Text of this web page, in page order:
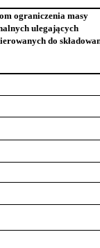
ograniczenia masy
ulegających
do